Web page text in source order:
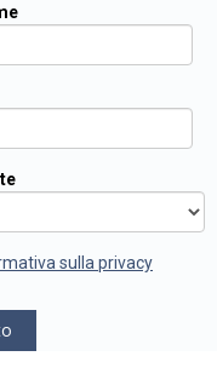
sulla privacy